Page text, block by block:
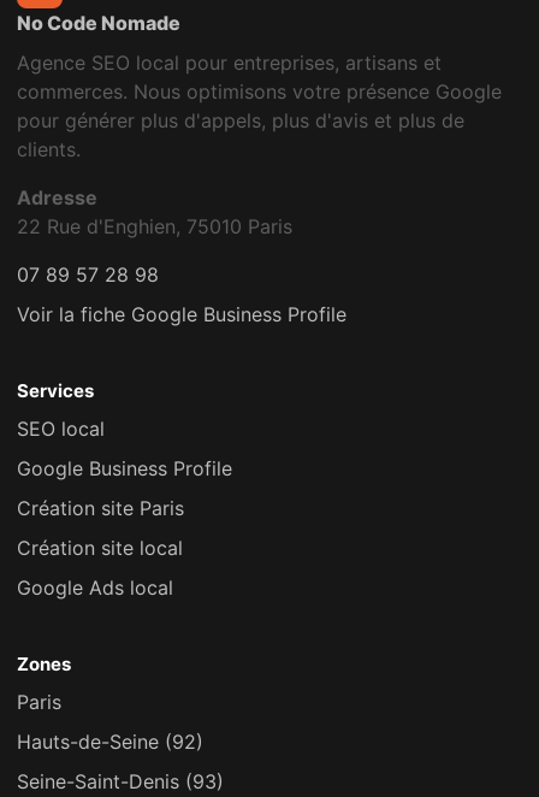
No Code Nomade
Agence SEO local pour entreprises, artisans et
commerces. Nous optimisons votre présence Google
pour générer plus d'appels, plus d'avis et plus de
clients.
Adresse
22 Rue d'Enghien, 75010 Paris
07 89 57 28 98
Voir la fiche Google Business Profile
Services
SEO local
Google Business Profile
Création site Paris
Création site local
Google Ads local
Zones
Paris
Hauts-de-Seine (92)
Seine-Saint-Denis (93)